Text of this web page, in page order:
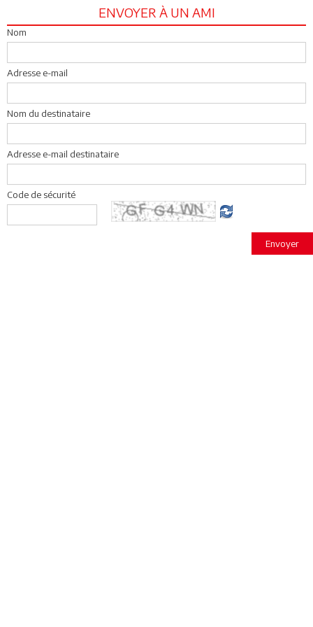
ENVOYER À UN AMI
Nom
Adresse e-mail
Nom du destinataire
Adresse e-mail destinataire
Code de sécurité
Envoyer